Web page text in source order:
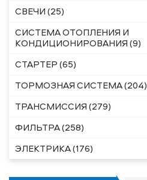
СВЕЧИ (25)
СИСТЕМА ОТОПЛЕНИЯ И
КОНДИЦИОНИРОВАНИЯ (9)
СТАРТЕР (65)
ТОРМОЗНАЯ СИСТЕМА (204)
ТРАНСМИССИЯ (279)
ФИЛЬТРА (258)
ЭЛЕКТРИКА (176)